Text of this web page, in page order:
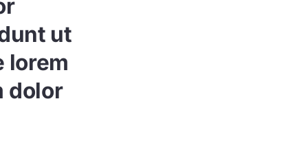
ut
lorem
dolor